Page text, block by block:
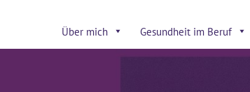
Über mich Gesundheit im Beruf